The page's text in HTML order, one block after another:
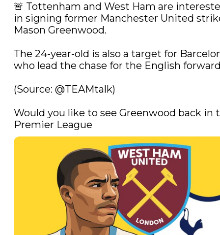
🚨 Tottenham and West Ham are
in signing former Manchester United
Mason Greenwood.
The 24-year-old is also a target for
who lead the chase for the English
(Source: @TEAMtalk)
Would you like to see Greenwood back in
Premier League